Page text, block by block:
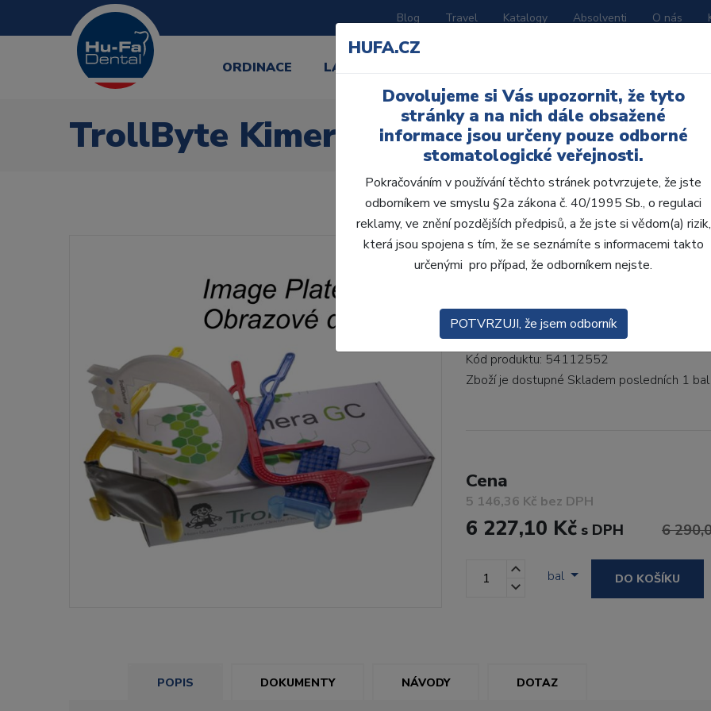
Blog Travel Katalogy Absolventi O nás
ORDINACE LABORATOŘ
TrollByte Kimera GC PSP Kit
TrollByte Kimera GC
TrollByte Kimera GC přináší systém, který
snímků.Rychle odhalíte, že je možné
způsobem.Balení PSP Image Plate ...
Kód produktu: 54112552
Zboží je dostupné Skladem posledních 1 bal
Cena
5 146,36 Kč bez DPH
6 227,10 Kč s DPH 6
bal DO KOŠÍKU
POPIS DOKUMENTY NÁVODY DOTAZ
HUFA.CZ
Dovolujeme si Vás upozornit, že tyto
stránky a na nich dále obsažené
informace jsou určeny pouze odborné
stomatologické veřejnosti.
Pokračováním v používání těchto stránek potvrzujete, že jste
odborníkem ve smyslu §2a zákona č. 40/1995 Sb., o regulaci
reklamy, ve znění pozdějších předpisů, a že jste si vědom(a) rizik,
která jsou spojena s tím, že se seznámíte s informacemi takto
určenými pro případ, že odborníkem nejste.
POTVRZUJI, že jsem odborník